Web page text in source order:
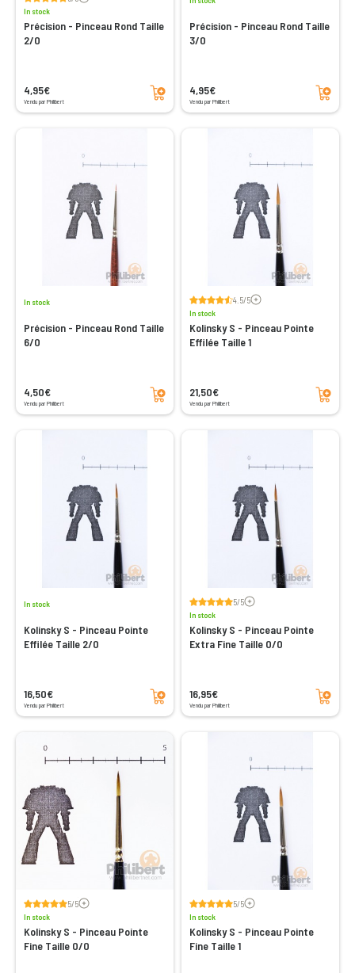
In stock
Précision - Pinceau Rond Taille
2/0
4,95€
Vendu par Philibert
Add to cart
Précision - Pinceau Rond Taille
3/0
4,95€
Vendu par Philibert
Add to cart
In stock
Précision - Pinceau Rond Taille
6/0
4,50€
Vendu par Philibert
Add to cart
4.5/5Voir les avis
In stock
Kolinsky S - Pinceau Pointe
Effilée Taille 1
21,50€
Vendu par Philibert
Add to cart
In stock
Kolinsky S - Pinceau Pointe
Effilée Taille 2/0
16,50€
Vendu par Philibert
Add to cart
5/5Voir les avis
In stock
Kolinsky S - Pinceau Pointe
Extra Fine Taille 0/0
16,95€
Vendu par Philibert
Add to cart
5/5Voir les avis
In stock
Kolinsky S - Pinceau Pointe
Fine Taille 0/0
5/5Voir les avis
In stock
Kolinsky S - Pinceau Pointe
Fine Taille 1